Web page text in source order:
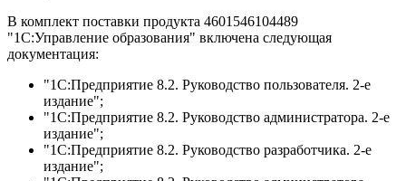
В комплект поставки продукта 4601546104489
"1С:Управление образования" включена следующая
документация:
"1С:Предприятие 8.2. Руководство пользователя. 2-е
издание";
"1С:Предприятие 8.2. Руководство администратора. 2-е
издание";
"1С:Предприятие 8.2. Руководство разработчика. 2-е
издание";